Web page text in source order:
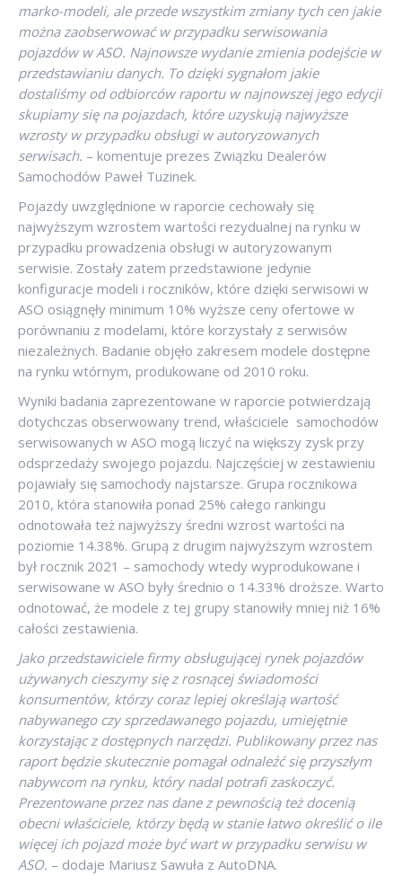
marko-modeli, ale przede wszystkim zmiany tych cen jakie
można zaobserwować w przypadku serwisowania
pojazdów w ASO. Najnowsze wydanie zmienia podejście w
przedstawianiu danych. To dzięki sygnałom jakie
dostaliśmy od odbiorców raportu w najnowszej jego edycji
skupiamy się na pojazdach, które uzyskują najwyższe
wzrosty w przypadku obsługi w autoryzowanych
serwisach. – komentuje prezes Związku Dealerów
Samochodów Paweł Tuzinek.
Pojazdy uwzględnione w raporcie cechowały się
najwyższym wzrostem wartości rezydualnej na rynku w
przypadku prowadzenia obsługi w autoryzowanym
serwisie. Zostały zatem przedstawione jedynie
konfiguracje modeli i roczników, które dzięki serwisowi w
ASO osiągnęły minimum 10% wyższe ceny ofertowe w
porównaniu z modelami, które korzystały z serwisów
niezależnych. Badanie objęło zakresem modele dostępne
na rynku wtórnym, produkowane od 2010 roku.
Wyniki badania zaprezentowane w raporcie potwierdzają
dotychczas obserwowany trend, właściciele samochodów
serwisowanych w ASO mogą liczyć na większy zysk przy
odsprzedaży swojego pojazdu. Najczęściej w zestawieniu
pojawiały się samochody najstarsze. Grupa rocznikowa
2010, która stanowiła ponad 25% całego rankingu
odnotowała też najwyższy średni wzrost wartości na
poziomie 14.38%. Grupą z drugim najwyższym wzrostem
był rocznik 2021 – samochody wtedy wyprodukowane i
serwisowane w ASO były średnio o 14.33% droższe. Warto
odnotować, że modele z tej grupy stanowiły mniej niż 16%
całości zestawienia.
Jako przedstawiciele firmy obsługującej rynek pojazdów
używanych cieszymy się z rosnącej świadomości
konsumentów, którzy coraz lepiej określają wartość
nabywanego czy sprzedawanego pojazdu, umiejętnie
korzystając z dostępnych narzędzi. Publikowany przez nas
raport będzie skutecznie pomagał odnaleźć się przyszłym
nabywcom na rynku, który nadal potrafi zaskoczyć.
Prezentowane przez nas dane z pewnością też docenią
obecni właściciele, którzy będą w stanie łatwo określić o ile
więcej ich pojazd może być wart w przypadku serwisu w
ASO. – dodaje Mariusz Sawuła z AutoDNA.